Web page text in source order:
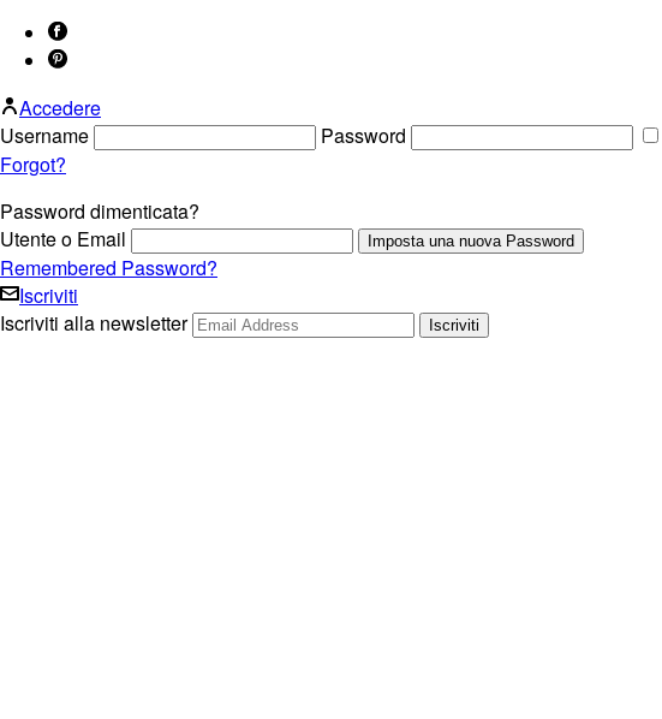
Accedere
Username
Password
Forgot?
Password dimenticata?
Utente o Email
Remembered Password?
Iscriviti
Iscriviti alla newsletter